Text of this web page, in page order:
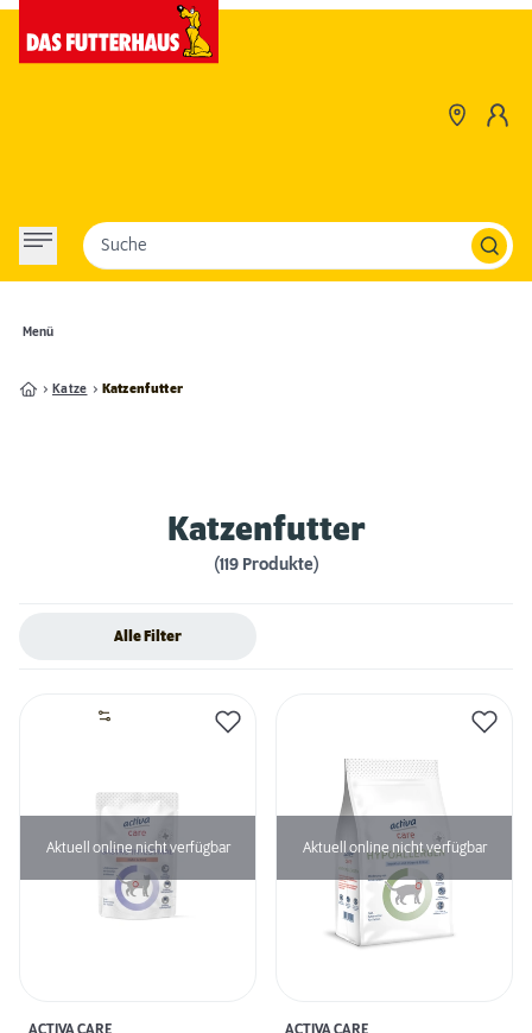
Menü
Suche
Katze Katzenfutter
Katzenfutter
(119 Produkte)
Alle Filter
Aktuell online nicht verfügbar
ACTIVA CARE
Aktuell online nicht verfügbar
ACTIVA CARE